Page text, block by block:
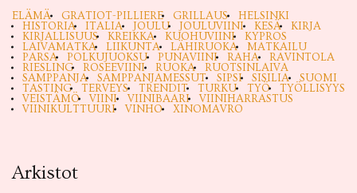
ELÄMÄ GRATIOT-PILLIERE GRILLAUS
HELSINKI
HISTORIA
ITALIA JOULU JOULUVIINI KESÄ
KIRJA
KIRJALLISUUS
KREIKKA KUOHUVIINI
KYPROS
LAIVAMATKA
LIIKUNTA LÄHIRUOKA
MATKAILU
PARSA
POLKUJUOKSU PUNAVIINI RAHA
RAVINTOLA
RIESLING
ROSEEVIINI RUOKA
RUOTSINLAIVA
SAMPPANJA
SAMPPANJAMESSUT SIPSI SISILIA
SUOMI
TASTING
TERVEYS TRENDIT TURKU TYÖ
TYÖLLISYYS
VEISTÄMÖ
VIINI VIINIBAARI
VIINIHARRASTUS
VIINIKULTTUURI
VINHO XINOMAVRO
Arkistot